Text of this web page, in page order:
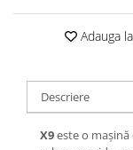
Display-uri / ecrane
Motoare
Cabluri motoare
Senzori Hall
Adauga
Descriere
X9este o